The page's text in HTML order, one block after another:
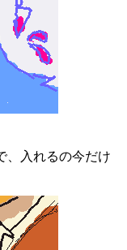
、入れるの今だけ